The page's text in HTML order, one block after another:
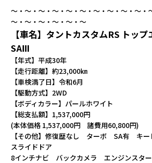
～・～・～・～・～・～・～・～・～・～・
～・～・～・～・～・～
【車名】タントカスタムRS トッ
SAⅢ
【年式】平成30年
【走行距離】約23,000㎞
【車検満了日】令和6月
【駆動方式】2WD
【ボディカラー】パールホワイト
【総支払額】1,537,000円
(本体価格 1,537,000円 諸費用60,800円)
【その他】修復歴なし ターボ SA有 キ
スライドドア
8インチナビ バックカメラ エンジンスタ